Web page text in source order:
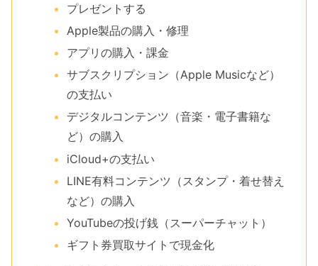
プレゼントする
Apple製品の購入・修理
アプリの購入・課金
サブスクリプション（Apple Musicなど）
の支払い
デジタルコンテンツ（音楽・電子書籍な
ど）の購入
iCloud+の支払い
LINE有料コンテンツ（スタンプ・着せ替え
など）の購入
YouTubeの投げ銭（スーパーチャット）
ギフト券買取サイトで現金化